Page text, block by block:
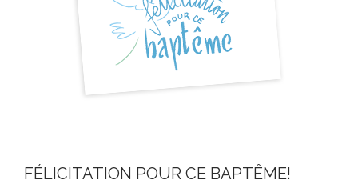
FÉLICITATION POUR CE BAPTÊME!